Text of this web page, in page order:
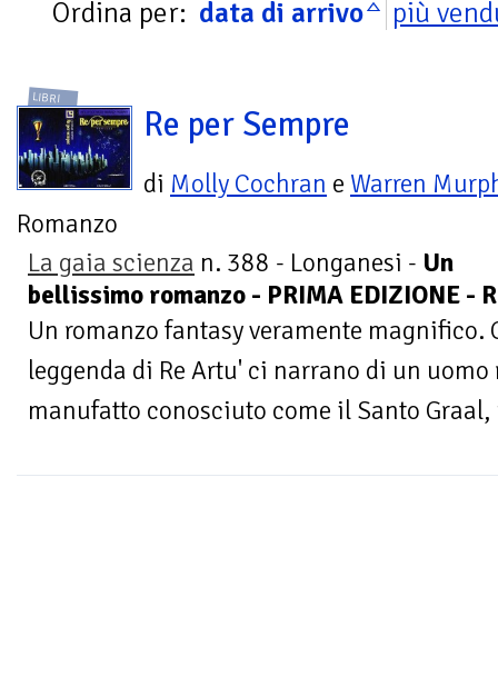
Ordina per: data di arrivo più
LIBRI
Re per Sempre
di Molly Cochran e Warren
Romanzo
La gaia scienza n. 388 - Longanesi - Un
bellissimo romanzo - PRIMA EDIZIONE -
Un romanzo fantasy veramente
leggenda di Re Artu' ci narrano di un
manufatto conosciuto come il Santo